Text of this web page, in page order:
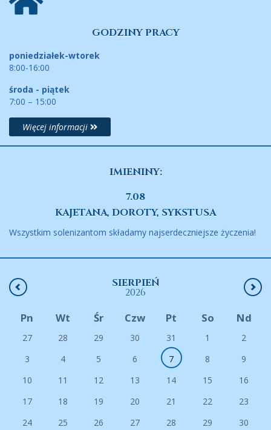
GODZINY PRACY
poniedziałek-wtorek
8:00-16:00
środa - piątek
7:00 – 15:00
Więcej informacji
IMIENINY:
7.08
KAJETANA, DOROTY, SYKSTUSA
Wszystkim solenizantom składamy najserdeczniejsze życzenia!
SIERPIEŃ
2026
Pn Wt Śr Czw Pt So Nd
27 28 29 30 31 1
2
3
4 5 6 7 8
9
10
11 12 13 14 15
16
17
18 19 20 21 22
23
24
25 26 27 28 29
30